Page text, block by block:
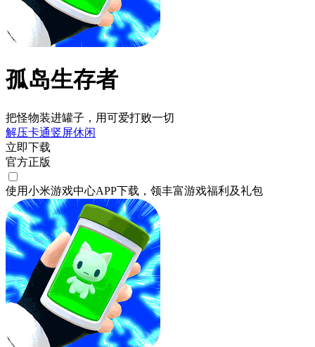
孤岛生存者
把怪物装进罐子，用可爱打败一切
解压卡通竖屏休闲
立即下载
官方正版
使用小米游戏中心APP下载 ，领丰富游戏福利 及礼包